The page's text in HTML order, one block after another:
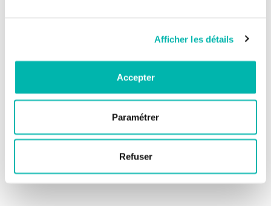
Afficher les détails
Accepter
Paramétrer
Refuser